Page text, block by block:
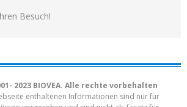
Besuch!
2023 BIOVEA. Alle rechte vorbehalten
enthaltenen Informationen sind nur für